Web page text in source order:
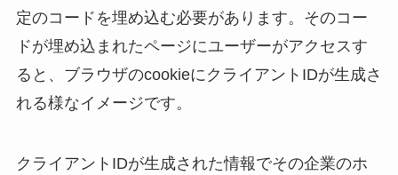
定のコードを埋め込む必要があります。そのコー
ドが埋め込まれたページにユーザーがアクセスす
ると、ブラウザのcookieにクライアントIDが生成さ
れる様なイメージです。
クライアントIDが生成された情報でその企業のホ